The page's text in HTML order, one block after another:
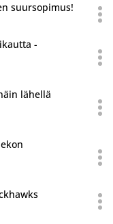
suursopimus!
-
lähellä